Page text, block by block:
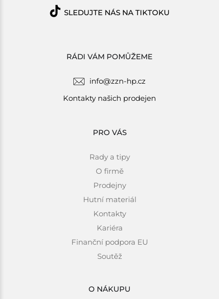
RÁDI VÁM POMŮŽEME
info@zzn-hp.cz
Kontakty našich prodejen
PRO VÁS
Rady a tipy
O firmě
Prodejny
Hutní materiál
Kontakty
Kariéra
Finanční podpora EU
Soutěž
O NÁKUPU
SLEDUJTE NÁS NA TIKTOKU